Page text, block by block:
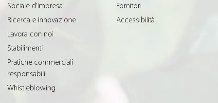
Sociale d’Impresa
Ricerca e innovazione
Lavora con noi
Stabilimenti
Pratiche commerciali
responsabili
Whistleblowing
Fornitori
Accessibilità